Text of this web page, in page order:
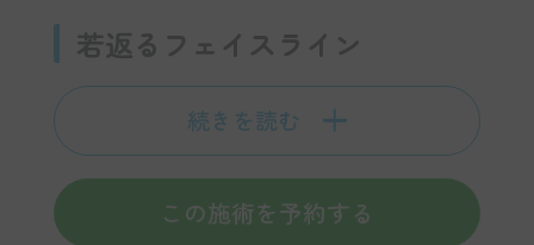
若返るフェイスライン
続きを読む
この施術を予約する